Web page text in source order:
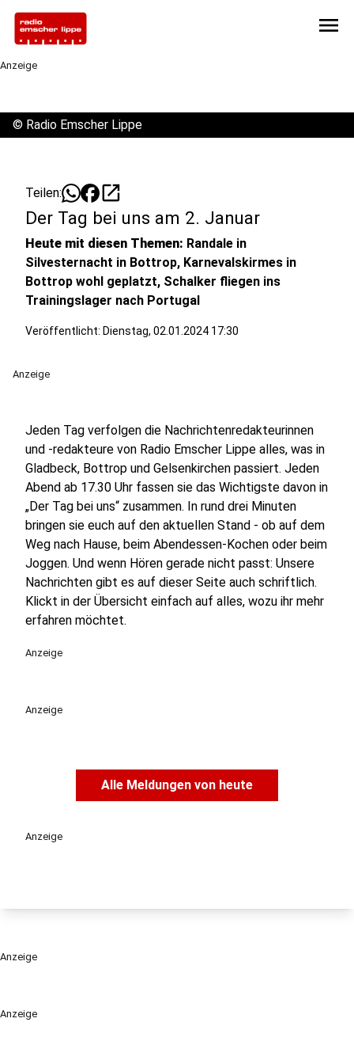
menu
Anzeige
Anzeige
© Radio Emscher Lippe
Teilen: open_in_new
Der Tag bei uns am 2. Januar
Heute mit diesen Themen: Randale in
Silvesternacht in Bottrop, Karnevalskirmes in
Bottrop wohl geplatzt, Schalker fliegen ins
Trainingslager nach Portugal
Veröffentlicht: Dienstag, 02.01.2024 17:30
Anzeige
Jeden Tag verfolgen die Nachrichtenredakteurinnen
und -redakteure von Radio Emscher Lippe alles, was in
Gladbeck, Bottrop und Gelsenkirchen passiert. Jeden
Abend ab 17.30 Uhr fassen sie das Wichtigste davon in
„Der Tag bei uns“ zusammen. In rund drei Minuten
bringen sie euch auf den aktuellen Stand - ob auf dem
Weg nach Hause, beim Abendessen-Kochen oder beim
Joggen. Und wenn Hören gerade nicht passt: Unsere
Nachrichten gibt es auf dieser Seite auch schriftlich.
Klickt in der Übersicht einfach auf alles, wozu ihr mehr
erfahren möchtet.
Anzeige
Anzeige
Alle Meldungen von heute
Anzeige
Anzeige